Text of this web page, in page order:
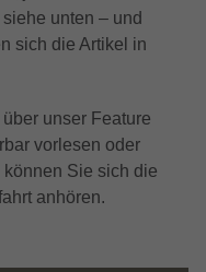
unten – und
sich die Artikel in
unser Feature
vorlesen oder
Sie sich die
anhören.
1, _gat_UA-